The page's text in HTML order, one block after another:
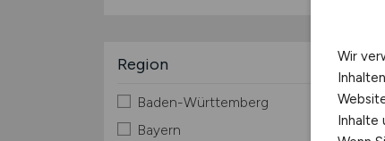
Region
Baden-Württemberg
Bayern
Wir
Inhalte